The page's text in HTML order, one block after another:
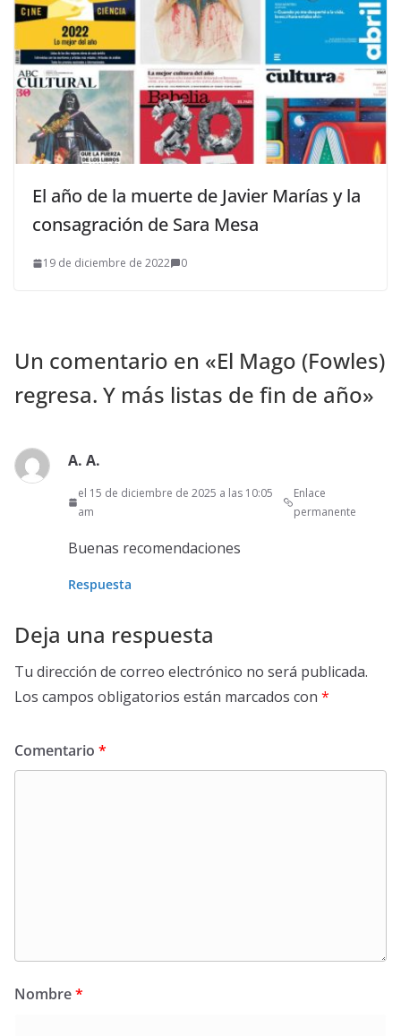
El año de la muerte de Javier Marías y la
consagración de Sara Mesa
19 de diciembre de 2022 0
Un comentario en «El Mago (Fowles)
regresa. Y más listas de fin de año»
A. A.
el 15 de diciembre de 2025 a las 10:05
am
Enlace
permanente
Buenas recomendaciones
Respuesta
Deja una respuesta
Tu dirección de correo electrónico no será publicada.
Los campos obligatorios están marcados con *
Comentario *
Nombre*